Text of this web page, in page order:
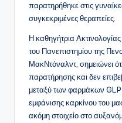
παρατηρήθηκε στις
συγκεκριμένες θεραπείες.
Η καθηγήτρια
του Πανεπιστημίου της
ΜακΝτόναλντ, σημειώνει
παρατήρησης και δεν
μεταξύ των φαρμάκων
εμφάνισης καρκίνου του
ακόμη στοιχείο στο